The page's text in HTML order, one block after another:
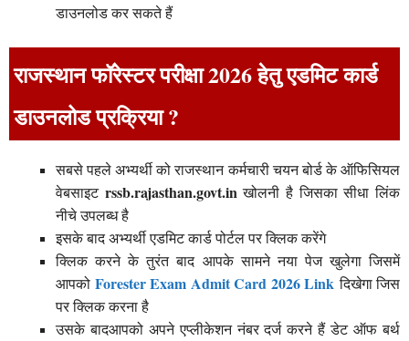
डाउनलोड कर सकते हैं
राजस्थान फॉरेस्टर परीक्षा 2026 हेतु एडमिट कार्ड
डाउनलोड प्रक्रिया ?
सबसे पहले अभ्यर्थी को राजस्थान कर्मचारी चयन बोर्ड के ऑफिसियल
वेबसाइट rssb.rajasthan.govt.in खोलनी है जिसका सीधा लिंक
नीचे उपलब्ध है
इसके बाद अभ्यर्थी एडमिट कार्ड पोर्टल पर क्लिक करेंगे
क्लिक करने के तुरंत बाद आपके सामने नया पेज खुलेगा जिसमें
आपको Forester Exam Admit Card 2026 Link दिखेगा जिस
पर क्लिक करना है
उसके बादआपको अपने एप्लीकेशन नंबर दर्ज करने हैं डेट ऑफ बर्थ